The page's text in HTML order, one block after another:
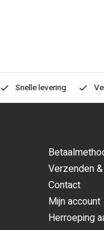
Snelle levering Veilig
Verzenden
Contact
Mijn account
Herroeping